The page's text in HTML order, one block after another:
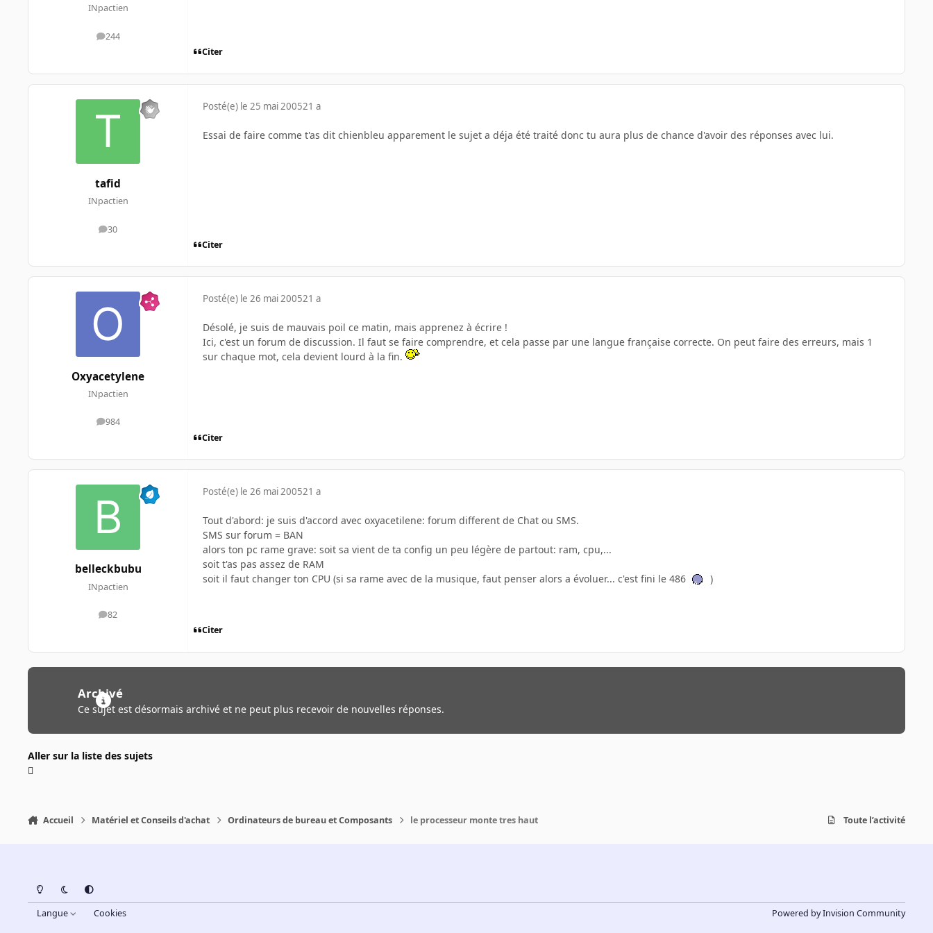
INpactien
244
messages
Citer
tafid
INpactien
30
messages
Posté(e) le 25 mai 200521 a
Essai de faire comme t'as dit chienbleu apparement le sujet a déja été traité donc tu aura plus de chance d'avoir des réponses avec lui.
Citer
Oxyacetylene
INpactien
984
messages
Posté(e) le 26 mai 200521 a
Désolé, je suis de mauvais poil ce matin, mais apprenez à écrire !
Ici, c'est un forum de discussion. Il faut se faire comprendre, et cela passe par une langue française correcte. On peut faire des erreurs, mais 1
sur chaque mot, cela devient lourd à la fin.
Citer
belleckbubu
INpactien
82
messages
Posté(e) le 26 mai 200521 a
Tout d'abord: je suis d'accord avec oxyacetilene: forum different de Chat ou SMS.
SMS sur forum = BAN
alors ton pc rame grave: soit sa vient de ta config un peu légère de partout: ram, cpu,...
soit t'as pas assez de RAM
soit il faut changer ton CPU (si sa rame avec de la musique, faut penser alors a évoluer... c'est fini le 486
)
Citer
Archivé
Ce sujet est désormais archivé et ne peut plus recevoir de nouvelles réponses.
Aller sur la liste des sujets
Accueil Matériel et Conseils d'achat Ordinateurs de bureau et Composants le processeur monte tres haut Toute l’activité
Light ModeDark ModeSystem Preference
Langue Cookies Powered byInvision Community